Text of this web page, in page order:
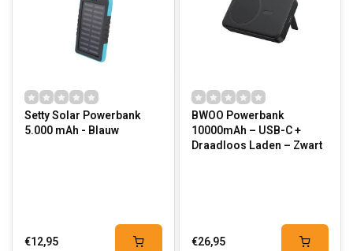
Setty Solar Powerbank
5.000 mAh - Blauw
€12,95
BWOO Powerbank
10000mAh – USB-C +
Draadloos Laden – Zwart
€26,95